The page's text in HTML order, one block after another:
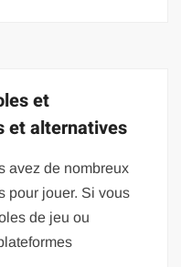
et
et alternatives
avez de nombreux
pour jouer. Si vous
de jeu ou